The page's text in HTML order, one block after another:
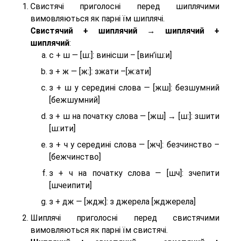
Свистячі приголосні перед шиплячими
вимовляються як парні їм шиплячі.
Cвистячий + шиплячий → шиплячий +
шиплячий:
с + ш — [ш:]: винісши – [вин’іш:и]
з + ж — [ж:]: зжати –[ж:ати]
з + ш у середині слова — [жш]: безшумний
[бежшумний]
з + ш на початку слова — [жш] → [ш:]: зшити
[ш:ити]
з + ч у середині слова — [жч]: безчинство –
[бежчинство]
з + ч на початку слова — [шч]: зчепити
[шчеипити]
з + дж — [ждж]: з джерела [жджерела]
Шиплячі приголосні перед свистячими
вимовляються як парні їм свистячі.